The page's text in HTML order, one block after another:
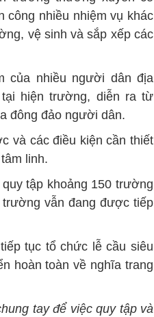
công nhiều nhiệm vụ khác
vệ sinh và sắp xếp các
của nhiều người dân địa
hiện trường, diễn ra từ
đông đảo người dân.
và các điều kiện cần thiết
linh.
tập khoảng 150 trường
vẫn đang được tiếp
tục tổ chức lễ cầu siêu
hoàn toàn về nghĩa trang
tay để việc quy tập và